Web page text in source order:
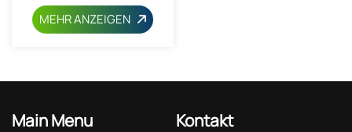
MEHR ANZEIGEN
Main Menu Kontakt